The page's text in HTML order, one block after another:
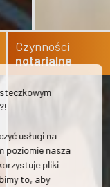
Czynności
notarialne
usługi na
poziomie nasza
pliki
to, aby